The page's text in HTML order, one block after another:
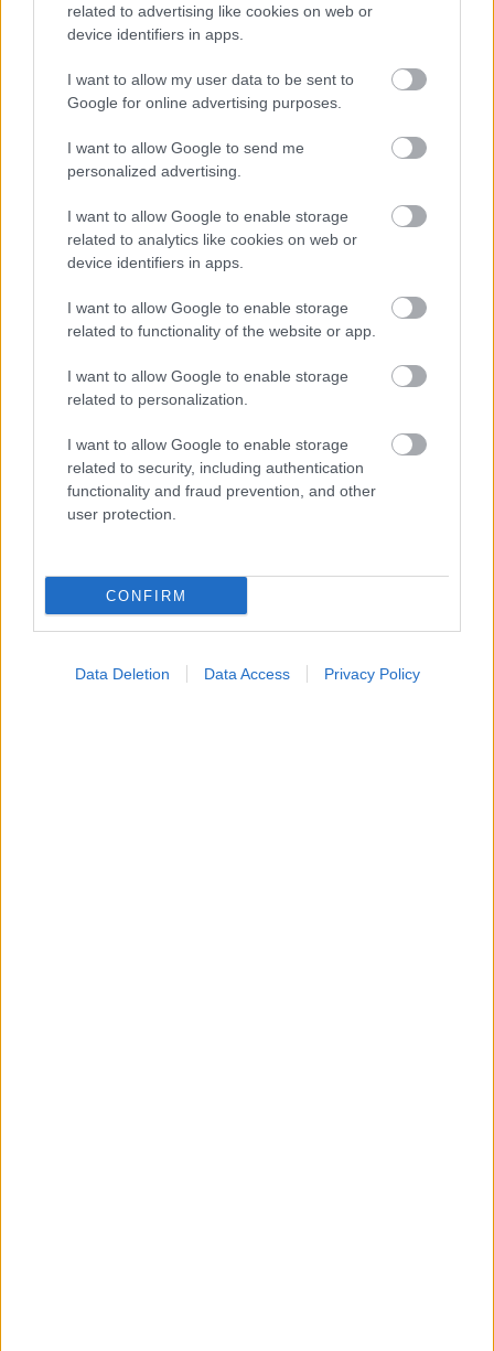
related to advertising like cookies on web or
device identifiers in apps.
I want to allow my user data to be sent to
Google for online advertising purposes.
I want to allow Google to send me
personalized advertising.
I want to allow Google to enable storage
related to analytics like cookies on web or
device identifiers in apps.
I want to allow Google to enable storage
related to functionality of the website or app.
I want to allow Google to enable storage
related to personalization.
I want to allow Google to enable storage
related to security, including authentication
functionality and fraud prevention, and other
user protection.
CONFIRM
Data Deletion Data Access Privacy Policy
ΜΠΕΙΤΕ ΣΤΗ ΣΥΖΗΤΗΣΗ
Loading...
Προσθήκη Σχολίου